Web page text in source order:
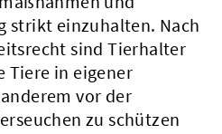
strikt einzuhalten. Nach
sind Tierhalter
Tiere in eigener
vor der
zu schützen